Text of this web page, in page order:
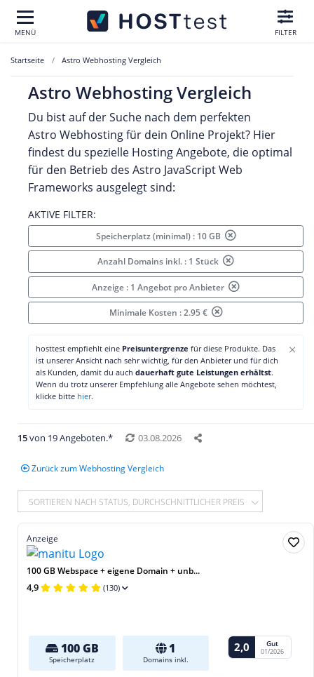
MENÜ FILTER
Startseite Astro Webhosting Vergleich
Astro Webhosting Vergleich
Du bist auf der Suche nach dem perfekten
Astro Webhosting für dein Online Projekt? Hier
findest du spezielle Hosting Angebote, die optimal
für den Betrieb des Astro JavaScript Web
Frameworks ausgelegt sind:
AKTIVE FILTER:
Speicherplatz (minimal) : 10 GB
Anzahl Domains inkl. : 1 Stück
Anzeige : 1 Angebot pro Anbieter
Minimale Kosten : 2.95 €
×
hosttest empfiehlt eine Preisuntergrenze für diese Produkte. Das
ist unserer Ansicht nach sehr wichtig, für den Anbieter und für dich
als Kunden, damit du auch dauerhaft gute Leistungen erhältst.
Wenn du trotz unserer Empfehlung alle Angebote sehen möchtest,
klicke bitte hier.
15von 19 Angeboten.* 03.08.2026
Zurück zum Webhosting Vergleich
SORTIEREN NACH STATUS, DURCHSCHNITTLICHER PREIS
Anzeige
100 GB Webspace + eigene Domain + unb...
4,9 (130)
100 GB
Speicherplatz
1
Domains inkl.
2,0 Gut
01/2026